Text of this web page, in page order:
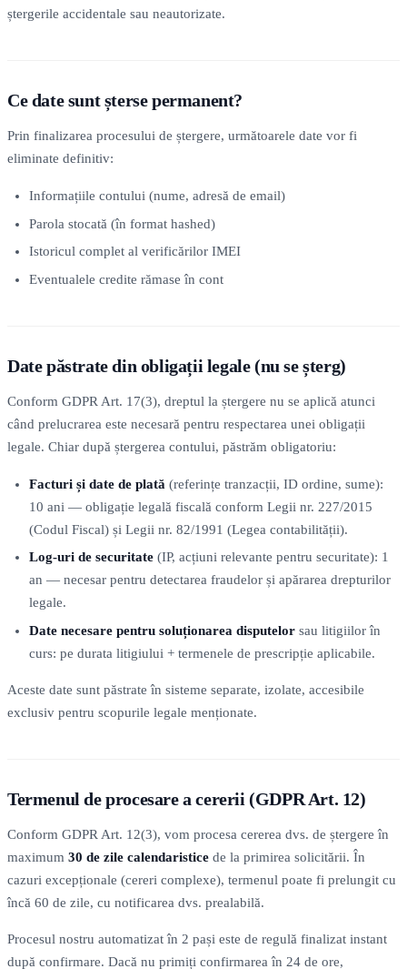
ștergerile accidentale sau neautorizate.
Ce date sunt șterse permanent?
Prin finalizarea procesului de ștergere, următoarele date vor fi
eliminate definitiv:
Informațiile contului (nume, adresă de email)
Parola stocată (în format hashed)
Istoricul complet al verificărilor IMEI
Eventualele credite rămase în cont
Date păstrate din obligații legale (nu se șterg)
Conform GDPR Art. 17(3), dreptul la ștergere nu se aplică atunci
când prelucrarea este necesară pentru respectarea unei obligații
legale. Chiar după ștergerea contului, păstrăm obligatoriu:
Facturi și date de plată (referințe tranzacții, ID ordine, sume):
10 ani — obligație legală fiscală conform Legii nr. 227/2015
(Codul Fiscal) și Legii nr. 82/1991 (Legea contabilității).
Log-uri de securitate (IP, acțiuni relevante pentru securitate): 1
an — necesar pentru detectarea fraudelor și apărarea drepturilor
legale.
Date necesare pentru soluționarea disputelor sau litigiilor în
curs: pe durata litigiului + termenele de prescripție aplicabile.
Aceste date sunt păstrate în sisteme separate, izolate, accesibile
exclusiv pentru scopurile legale menționate.
Termenul de procesare a cererii (GDPR Art. 12)
Conform GDPR Art. 12(3), vom procesa cererea dvs. de ștergere în
maximum 30 de zile calendaristice de la primirea solicitării. În
cazuri excepționale (cereri complexe), termenul poate fi prelungit cu
încă 60 de zile, cu notificarea dvs. prealabilă.
Procesul nostru automatizat în 2 pași este de regulă finalizat instant
după confirmare. Dacă nu primiți confirmarea în 24 de ore,